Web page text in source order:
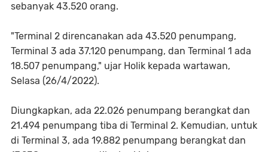
sebanyak 43.520 orang.
"Terminal 2 direncanakan ada 43.520 penumpang,
Terminal 3 ada 37.120 penumpang, dan Terminal 1 ada
18.507 penumpang," ujar Holik kepada wartawan,
Selasa (26/4/2022).
Diungkapkan, ada 22.026 penumpang berangkat dan
21.494 penumpang tiba di Terminal 2. Kemudian, untuk
di Terminal 3, ada 19.882 penumpang berangkat dan